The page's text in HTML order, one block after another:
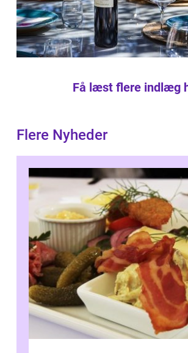
Få læst flere indlæg
Flere Nyheder